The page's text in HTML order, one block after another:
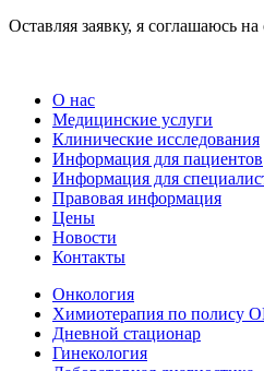
Оставляя заявку, я соглашаюсь
О нас
Медицинские услуги
Клинические исследования
Информация для пациентов
Информация для
Правовая информация
Цены
Новости
Контакты
Онкология
Химиотерапия по полису
Дневной стационар
Гинекология